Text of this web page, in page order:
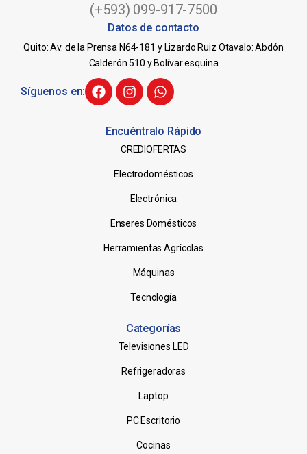
(+593) 099-917-7500
Datos de contacto
Quito: Av. de la Prensa N64-181 y Lizardo Ruiz Otavalo: Abdón
Calderón 510 y Bolívar esquina
Síguenos en:
Encuéntralo Rápido
CREDIOFERTAS
Electrodomésticos
Electrónica
Enseres Domésticos
Herramientas Agrícolas
Máquinas
Tecnología
Categorías
Televisiones LED
Refrigeradoras
Laptop
PC Escritorio
Cocinas